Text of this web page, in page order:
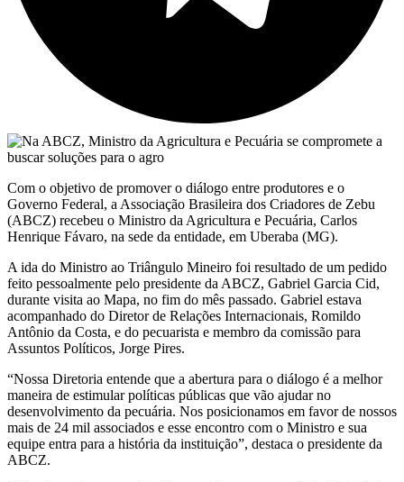
Com o objetivo de promover o diálogo entre produtores e o
Governo Federal, a Associação Brasileira dos Criadores de Zebu
(ABCZ) recebeu o Ministro da Agricultura e Pecuária, Carlos
Henrique Fávaro, na sede da entidade, em Uberaba (MG).
A ida do Ministro ao Triângulo Mineiro foi resultado de um pedido
feito pessoalmente pelo presidente da ABCZ, Gabriel Garcia Cid,
durante visita ao Mapa, no fim do mês passado. Gabriel estava
acompanhado do Diretor de Relações Internacionais, Romildo
Antônio da Costa, e do pecuarista e membro da comissão para
Assuntos Políticos, Jorge Pires.
“Nossa Diretoria entende que a abertura para o diálogo é a melhor
maneira de estimular políticas públicas que vão ajudar no
desenvolvimento da pecuária. Nos posicionamos em favor de nossos
mais de 24 mil associados e esse encontro com o Ministro e sua
equipe entra para a história da instituição”, destaca o presidente da
ABCZ.